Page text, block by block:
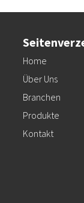
Home
Über Uns
Branchen
Produkte
Kontakt